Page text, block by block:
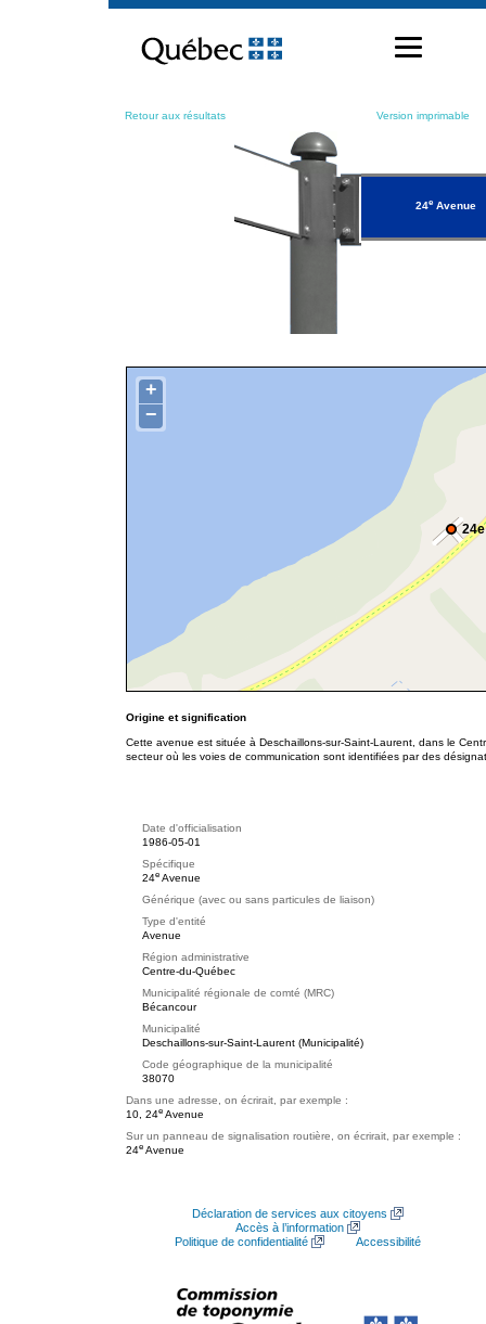
contenu
Retour aux résultats Version imprimable
24eAvenue
+
−
Origine et signification
Cette avenue est située à Deschaillons-sur-Saint-Laurent, dans le
secteur où les voies de communication sont identifiées par des
Date d'officialisation
1986-05-01
Spécifique
24e Avenue
Générique (avec ou sans particules de liaison)
Type d'entité
Avenue
Région administrative
Centre-du-Québec
Municipalité régionale de comté (MRC)
Bécancour
Municipalité
Deschaillons-sur-Saint-Laurent (Municipalité)
Code géographique de la municipalité
38070
Dans une adresse, on écrirait, par exemple :
10, 24e Avenue
Sur un panneau de signalisation routière, on écrirait, par exemple :
24e Avenue
Déclaration de services aux citoyens
Accès à l’information
Politique de confidentialité
Accessibilité